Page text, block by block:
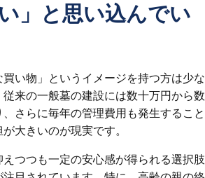
」と思い込んでい
い物」というイメージを持つ方は少な
従来の一般墓の建設には数十万円から数
さらに毎年の管理費用も発生すること
大きいのが現実です。
つつも一定の安心感が得られる選択肢